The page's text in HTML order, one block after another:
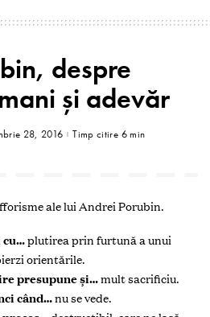
despre
și adevăr
28, 2016 Timp citire 6 min
ale lui Andrei Porubin.
cu…plutirea prin furtună a unui
orientările.
presupune şi…mult sacrificiu.
când…nu se vede.